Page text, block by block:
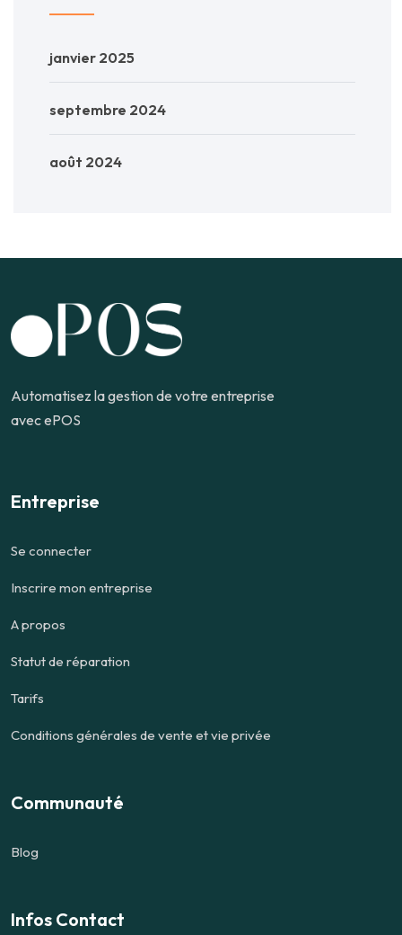
janvier 2025
septembre 2024
août 2024
Automatisez la gestion de votre entreprise
avec ePOS
Entreprise
Se connecter
Inscrire mon entreprise
A propos
Statut de réparation
Tarifs
Conditions générales de vente et vie privée
Communauté
Blog
Infos Contact